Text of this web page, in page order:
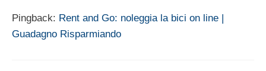
Pingback: Rent and Go: noleggia la bici on line |
Guadagno Risparmiando